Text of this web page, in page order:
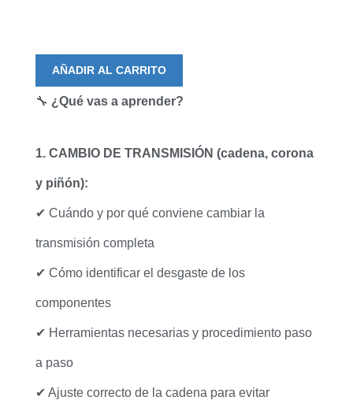
AÑADIR AL CARRITO
🔧 ¿Qué vas a aprender?
1. CAMBIO DE TRANSMISIÓN (cadena, corona
y piñón):
✔ Cuándo y por qué conviene cambiar la
transmisión completa
✔ Cómo identificar el desgaste de los
componentes
✔ Herramientas necesarias y procedimiento paso
a paso
✔ Ajuste correcto de la cadena para evitar